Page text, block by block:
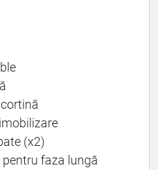
(x2)
faza lungă